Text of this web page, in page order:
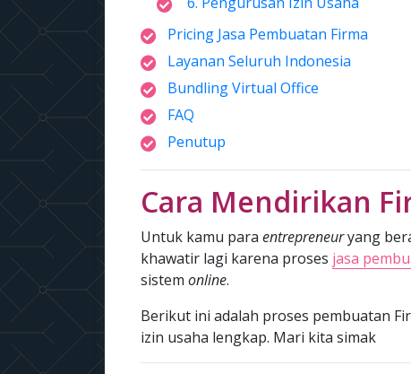
Pricing Jasa Pembuatan Firma
Layanan Seluruh Indonesia
Bundling Virtual Office
FAQ
Penutup
Cara Mendirikan
Untuk kamu para entrepreneuryang
khawatir lagi karena proses jasa
sistem online.
Berikut ini adalah proses pembuatan
izin usaha lengkap. Mari kita simak